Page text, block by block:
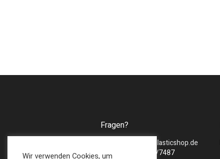
Fragen?
sales@bmsplasticshop.de
Tel : + 49 (0) 2747/7487
Wir verwenden Cookies, um